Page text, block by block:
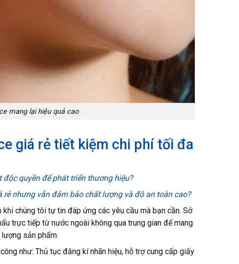
mang lại hiệu quả cao
giá rẻ tiết kiệm chi phí tối đa
quyền để phát triển thương hiệu?
nhưng vẫn đảm bảo chất lượng và độ an toàn cao?
chúng tôi tự tin đáp ứng các yêu cầu mà bạn cần. Sở
trực tiếp từ nước ngoài không qua trung gian để mang
sản phẩm.
như: Thủ tục đăng kí nhãn hiệu, hỗ trợ cung cấp giấy